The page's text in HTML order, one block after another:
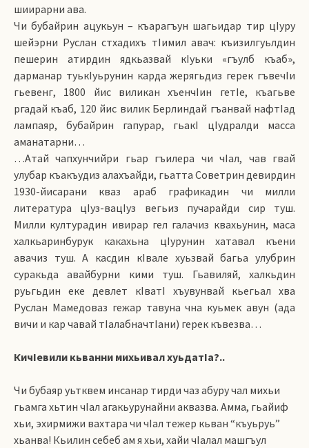
шиирарни ава.
Чи бубайрин ацукьун – къарагъун шагьидар тир цIуру
шейэрни Руслан стхадихъ тIимил авач: къизилгуьлдин
пешерин атирдин ядкьазвай кIуьки «гъулб къаб»,
дарманар туькIуьрунин карда жерягьдиз герек гъвечIи
гьевенг, 1800 йис виликан хъенчIин гетIе, къагьве
ргадай къаб, 120 йис вилик Берлиндай гъанвай нафтIад
лампаяр, бубайрин гапурар, гьакI цIудралди масса
аманатарни…
…Атай чапхунчийри гьар гъилера чи чIал, чав гвай
улубар къакъудиз алахъайди, гьатта Советрин девирдин
1930-йисарани кваз араб графикадин чи милли
литература цIуз-вацIуз вегьиз пучарайди сир туш.
Милли културадин ивирар гел галачиз квахьунин, маса
халкьаринбурук какахьна цIурунин хатавал къени
авачиз туш. А касдин кIвале хуьзвай багьа улубрин
суракьда авайбурни кими туш. Гьавиляй, халкьдин
руьгьдин еке девлет кIватI хъувунвай кьегьал хва
Руслан Мамедоваз гежар тавуна чна куьмек авун (ада
вичи и кар чавай тIалабначтIани) герек къвезва…
КичIевили кьванни михьивал хуьдатIа?..
Чи бубаяр уьтквем инсанар тирди чаз абуру чал михьи
гьамга хьтин чIал агакьурунайни аквазва. Амма, гьайиф
хьи, эхирмижи вахтара чи чIал тежер кьван “къуьруь”
хьанва! Кьилин себеб ам я хьи, хайи чIалал машгъул